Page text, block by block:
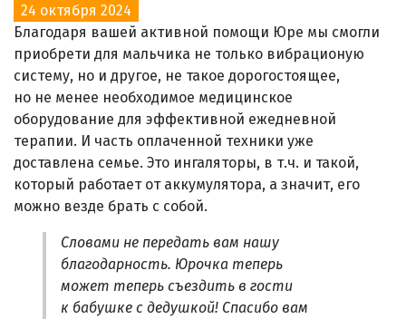
24 октября 2024
Благодаря вашей активной помощи Юре мы смогли
приобрети для мальчика не только вибрационую
систему, но и другое, не такое дорогостоящее,
но не менее необходимое медицинское
оборудование для эффективной ежедневной
терапии. И часть оплаченной техники уже
доставлена семье. Это ингаляторы, в т.ч. и такой,
который работает от аккумулятора, а значит, его
можно везде брать с собой.
Словами не передать вам нашу
благодарность. Юрочка теперь
может теперь съездить в гости
к бабушке с дедушкой! Спасибо вам